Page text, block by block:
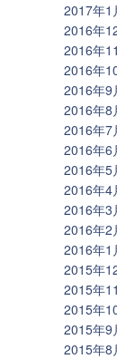
2017年1
2016年
2016年
2016年
2016年9
2016年8
2016年7
2016年6
2016年5
2016年4
2016年3
2016年2
2016年1
2015年
2015年
2015年
2015年9
2015年8